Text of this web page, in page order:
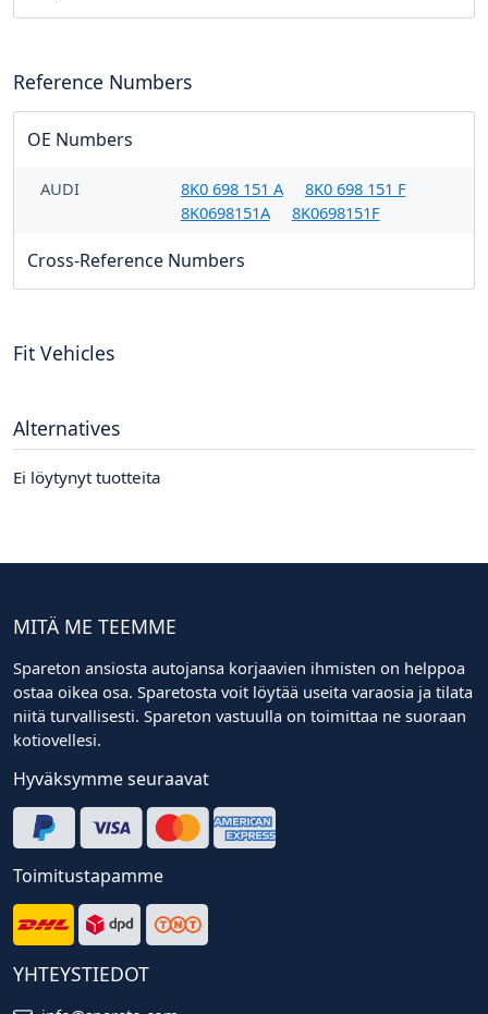
Reference Numbers
OE Numbers
AUDI 8K0 698 151 A
8K0 698 151 F
8K0698151A
8K0698151F
Cross-Reference Numbers
Fit Vehicles
Alternatives
Ei löytynyt tuotteita
MITÄ ME TEEMME
Spareton ansiosta autojansa korjaavien ihmisten on helppoa
ostaa oikea osa. Sparetosta voit löytää useita varaosia ja tilata
niitä turvallisesti. Spareton vastuulla on toimittaa ne suoraan
kotiovellesi.
Hyväksymme seuraavat
Toimitustapamme
YHTEYSTIEDOT